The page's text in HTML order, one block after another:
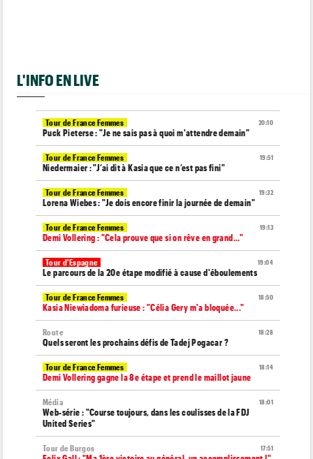
L'INFO EN LIVE
20:10
Tour de France Femmes
Puck Pieterse : "Je ne sais pas à quoi m'attendre demain"
19:51
Tour de France Femmes
Niedermaier : "J’ai dit à Kasia que ce n’est pas fini"
19:32
Tour de France Femmes
Lorena Wiebes : "Je dois encore finir la journée de demain"
19:13
Tour de France Femmes
Demi Vollering : "Cela prouve que si on rêve en grand..."
19:04
Tour d'Espagne
Le parcours de la 20e étape modifié à cause d'éboulements
18:50
Tour de France Femmes
Kasia Niewiadoma furieuse : "Célia Gery m'a bloquée..."
18:28
Route
Quels seront les prochains défis de Tadej Pogacar ?
18:14
Tour de France Femmes
Demi Vollering gagne la 8e étape et prend le maillot jaune
18:01
Média
Web-série : "Course toujours, dans les coulisses de la FDJ
United Series"
17:51
Tour de Burgos